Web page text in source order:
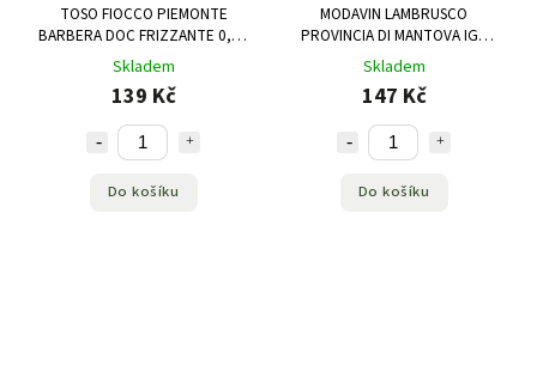
TOSO FIOCCO PIEMONTE
BARBERA DOC FRIZZANTE 0,75
Skladem
139 Kč
Do košíku
MODAVIN LAMBRUSCO
PROVINCIA DI MANTOVA IGT
ROSSO FRIZZANTE AMABILE 1,5
L
Skladem
147 Kč
Do košíku